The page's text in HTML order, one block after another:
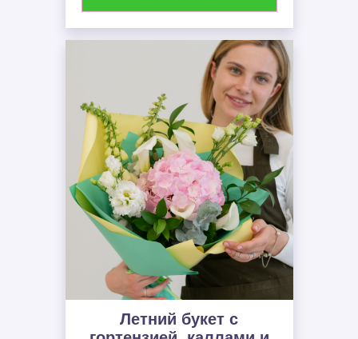
Летний букет с